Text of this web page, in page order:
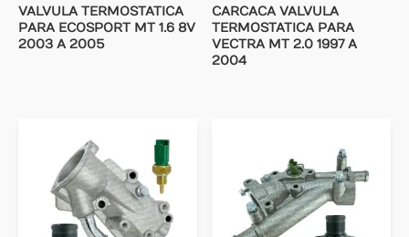
VALVULA TERMOSTATICA
PARA ECOSPORT MT 1.6 8V
2003 A 2005
CARCACA VALVULA
TERMOSTATICA PARA
VECTRA MT 2.0 1997 A
2004